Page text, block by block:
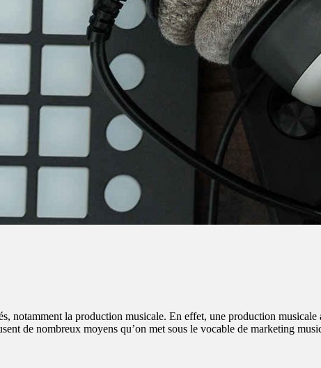
notamment la production musicale. En effet, une production
de nombreux moyens qu’on met sous le vocable de marketing